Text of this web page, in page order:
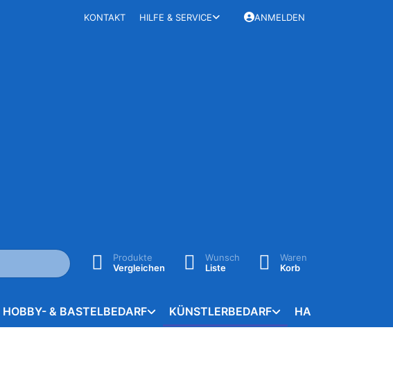
KONTAKT HILFE & SERVICE ANMELDEN
Produkte
Vergleichen
Wunsch
Liste
Waren
Korb
HOBBY- & BASTELBEDARF KÜNSTLERBEDARF